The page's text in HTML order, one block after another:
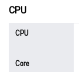
CPU
CPU
Core